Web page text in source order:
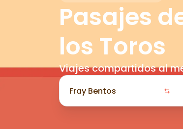
Pasajes
los Toros
Viajes compartidos al